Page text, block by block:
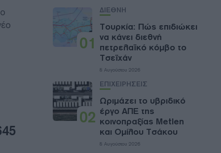
01
ΔΙΕΘΝΗ
Τουρκία: Πώς επιδιώκει
να κάνει διεθνή
πετρελαϊκό κόμβο το
Τσεϊχάν
8 Αυγούστου 2026
02
ΕΠΙΧΕΙΡΗΣΕΙΣ
Ωριμάζει το υβριδικό
έργο ΑΠΕ της
κοινοπραξίας Metlen
και Ομίλου Τσάκου
8 Αυγούστου 2026